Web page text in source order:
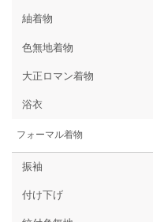
紬着物
色無地着物
大正ロマン着物
浴衣
フォーマル着物
振袖
付け下げ